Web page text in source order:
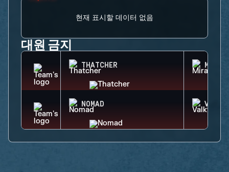
현재 표시할 데이터 없음
대원 금지
THATCHER MIRA
NOMAD